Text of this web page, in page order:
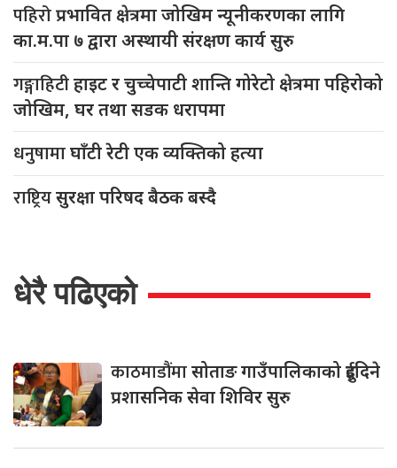
पहिरोप्रभावित क्षेत्रमा जोखिम न्यूनीकरणका लागि
का.म.पा ७ द्वारा अस्थायी संरक्षण कार्य सुरु
गङ्गाहिटीहाइट र चुच्चेपाटी शान्ति गोरेटो क्षेत्रमा पहिरोको
जोखिम, घर तथा सडक धरापमा
धनुषामाघाँटी रेटी एक व्यक्तिको हत्या
राष्ट्रियसुरक्षा परिषद बैठक बस्दै
धेरै पढिएको
काठमाडौंमासोताङ गाउँपालिकाको दुईदिने
प्रशासनिक सेवा शिविर सुरु